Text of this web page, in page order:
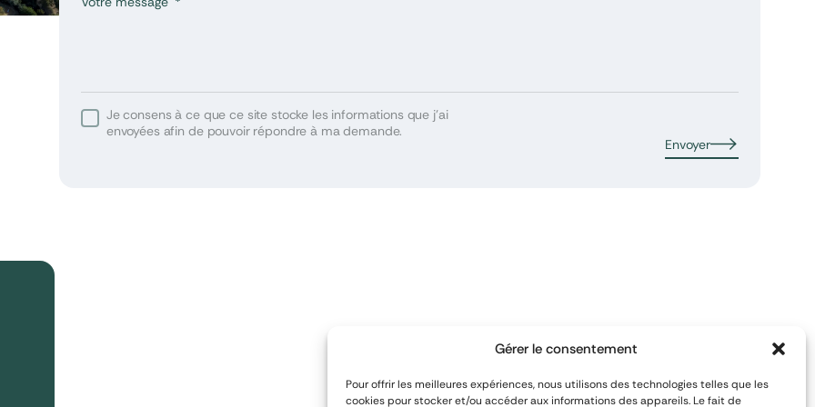
Gérer le consentement
Pour offrir les meilleures expériences, nous utilisons des technologies telles que les
cookies pour stocker et/ou accéder aux informations des appareils. Le fait de
Je consens à ce que ce site stocke les informations que j’ai
envoyées afin de pouvoir répondre à ma demande.
Envoyer